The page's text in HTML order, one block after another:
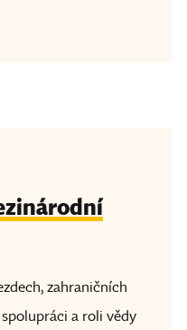
zahraničních
a roli vědy